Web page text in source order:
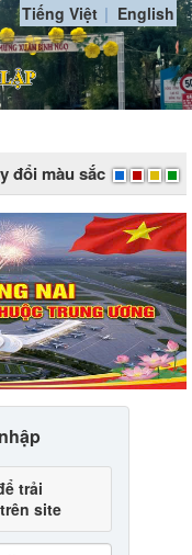
Tiếng Việt English
đổi màu sắc
trải
site